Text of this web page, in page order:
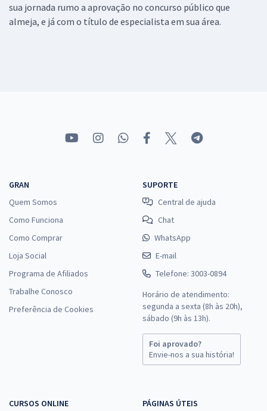
sua jornada rumo a aprovação no concurso público que
almeja, e já com o título de especialista em sua área.
GRAN
Quem Somos
Como Funciona
Como Comprar
Loja Social
Programa de Afiliados
Trabalhe Conosco
Preferência de Cookies
SUPORTE
Central de ajuda
Chat
WhatsApp
E-mail
Telefone: 3003-0894
Horário de atendimento:
segunda a sexta (8h às 20h),
sábado (9h às 13h).
Foi aprovado?
Envie-nos a sua história!
CURSOS ONLINE PÁGINAS ÚTEIS